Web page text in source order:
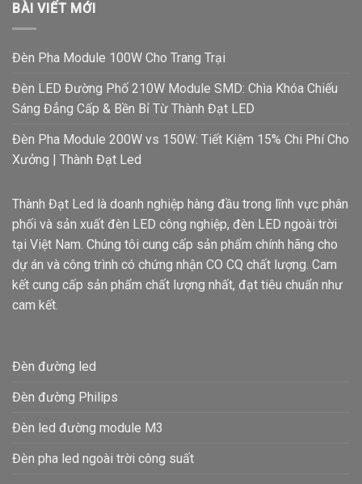
BÀI VIẾT MỚI
Đèn Pha Module 100W Cho Trang Trại
Đèn LED Đường Phố 210W Module SMD: Chìa Khóa Chiếu
Sáng Đẳng Cấp & Bền Bỉ Từ Thành Đạt LED
Đèn Pha Module 200W vs 150W: Tiết Kiệm 15% Chi Phí Cho
Xưởng | Thành Đạt Led
Thành Đạt Led là doanh nghiệp hàng đầu trong lĩnh vực phân
phối và sản xuất đèn LED công nghiệp, đèn LED ngoài trời
tại Việt Nam. Chúng tôi cung cấp sản phẩm chính hãng cho
dự án và công trình có chứng nhận CO CQ chất lượng. Cam
kết cung cấp sản phẩm chất lượng nhất, đạt tiêu chuẩn như
cam kết.
Đèn đường led
Đèn đường Philips
Đèn led đường module M3
Đèn pha led ngoài trời công suất